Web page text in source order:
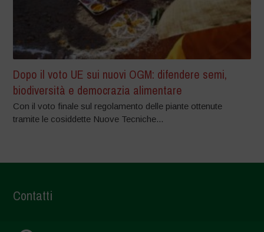
Dopo il voto UE sui nuovi OGM: difendere semi,
biodiversità e democrazia alimentare
Con il voto finale sul regolamento delle piante ottenute
tramite le cosiddette Nuove Tecniche...
Contatti